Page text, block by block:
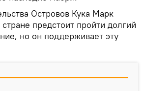
Островов Кука Марк
предстоит пройти долгий
но он поддерживает эту